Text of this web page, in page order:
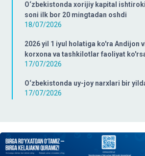
O‘zbekistonda xorijiy kapital
soni ilk bor 20 mingtadan oshdi
18/07/2026
2026 yil 1 iyul holatiga ko'ra Andijon
korxona va tashkilotlar faoliyat
17/07/2026
O‘zbekistonda uy-joy narxlari bir
17/07/2026